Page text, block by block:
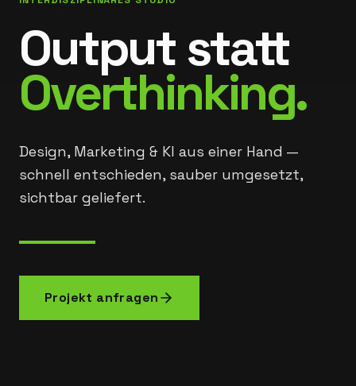
Output statt
Overthinking.
Design, Marketing & KI aus einer Hand —
schnell entschieden, sauber umgesetzt,
sichtbar geliefert.
Projekt anfragen